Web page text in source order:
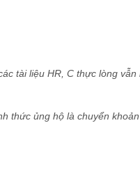
tài liệu HR, C thực lòng
thức ủng hộ là chuyển